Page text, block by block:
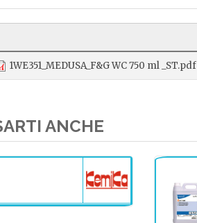
1WE351_MEDUSA_F&G WC 750 ml _ST.pdf
ANCHE